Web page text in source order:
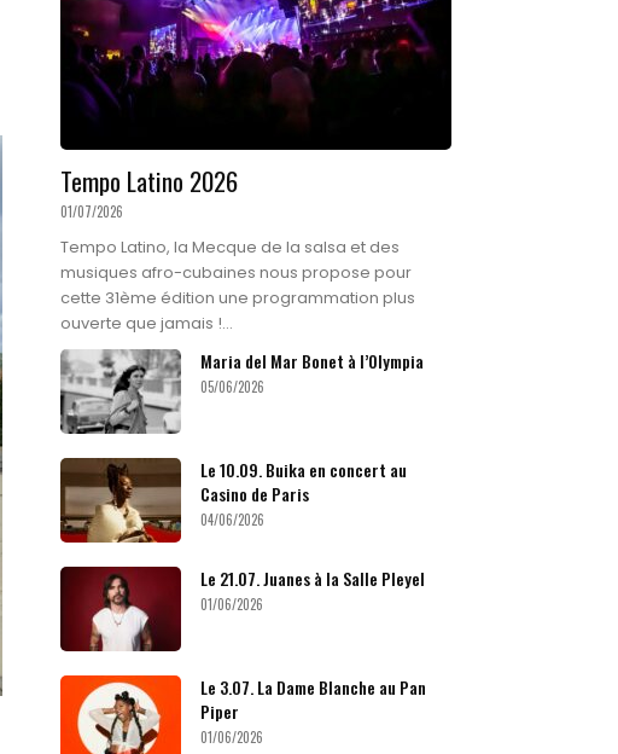
Tempo Latino 2026
01/07/2026
Tempo Latino, la Mecque de la salsa et des
musiques afro-cubaines nous propose pour
cette 31ème édition une programmation plus
ouverte que jamais !...
Maria del Mar Bonet à l’Olympia
05/06/2026
Le 10.09. Buika en concert au
Casino de Paris
04/06/2026
Le 21.07. Juanes à la Salle Pleyel
01/06/2026
Le 3.07. La Dame Blanche au Pan
Piper
01/06/2026